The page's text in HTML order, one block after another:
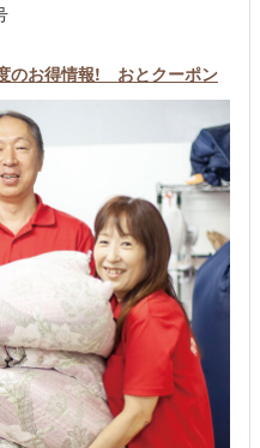
のお得情報! おとクーポン